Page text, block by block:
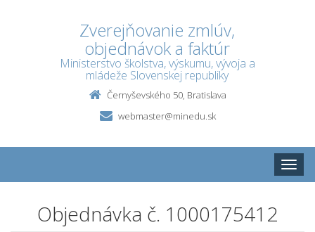
Zverejňovanie zmlúv,
objednávok a faktúr
Ministerstvo školstva, výskumu, vývoja a
mládeže Slovenskej republiky
Černyševského 50, Bratislava
webmaster@minedu.sk
Toggle
Objednávka č. 1000175412